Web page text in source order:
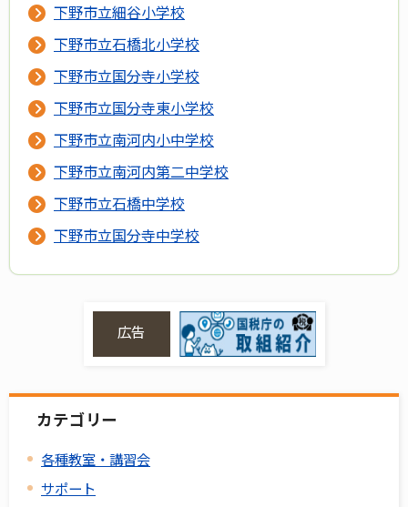
下野市立細谷小学校
下野市立石橋北小学校
下野市立国分寺小学校
下野市立国分寺東小学校
下野市立南河内小中学校
下野市立南河内第二中学校
下野市立石橋中学校
下野市立国分寺中学校
広告
カテゴリー
各種教室・講習会
サポート